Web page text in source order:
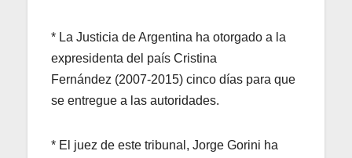
* La Justicia de Argentina ha otorgado a la
expresidenta del país Cristina
Fernández (2007-2015) cinco días para que
se entregue a las autoridades.
* El juez de este tribunal, Jorge Gorini ha